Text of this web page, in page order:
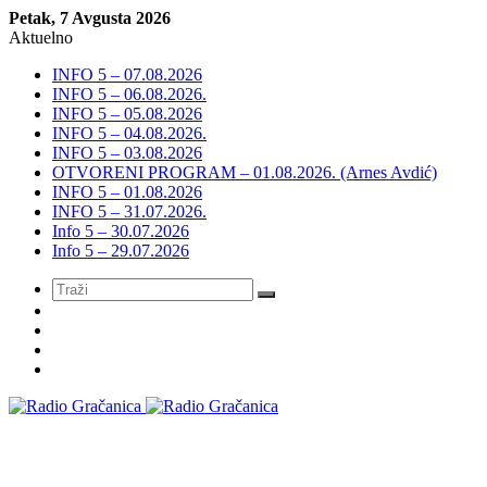
Petak, 7 Avgusta 2026
Aktuelno
INFO 5 – 07.08.2026
INFO 5 – 06.08.2026.
INFO 5 – 05.08.2026
INFO 5 – 04.08.2026.
INFO 5 – 03.08.2026
OTVORENI PROGRAM – 01.08.2026. (Arnes Avdić)
INFO 5 – 01.08.2026
INFO 5 – 31.07.2026.
Info 5 – 30.07.2026
Info 5 – 29.07.2026
Meni